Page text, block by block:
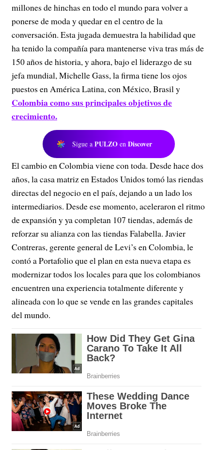
millones de hinchas en todo el mundo para volver a
ponerse de moda y quedar en el centro de la
conversación. Esta jugada demuestra la habilidad que
ha tenido la compañía para mantenerse viva tras más de
150 años de historia, y ahora, bajo el liderazgo de su
jefa mundial, Michelle Gass, la firma tiene los ojos
puestos en América Latina, con México, Brasil y
Colombia como sus principales objetivos de
crecimiento.
Sigue a PULZO en Discover
El cambio en Colombia viene con toda. Desde hace dos
años, la casa matriz en Estados Unidos tomó las riendas
directas del negocio en el país, dejando a un lado los
intermediarios. Desde ese momento, aceleraron el ritmo
de expansión y ya completan 107 tiendas, además de
reforzar su alianza con las tiendas Falabella. Javier
Contreras, gerente general de Levi’s en Colombia, le
contó a Portafolio que el plan en esta nueva etapa es
modernizar todos los locales para que los colombianos
encuentren una experiencia totalmente diferente y
alineada con lo que se vende en las grandes capitales
del mundo.